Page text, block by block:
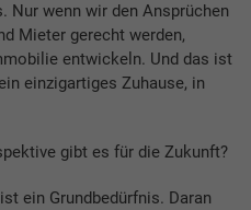
Nur wenn wir den Ansprüchen
Mieter gerecht werden,
entwickeln. Und das ist
einzigartiges Zuhause, in
gibt es für die Zukunft?
ein Grundbedürfnis. Daran